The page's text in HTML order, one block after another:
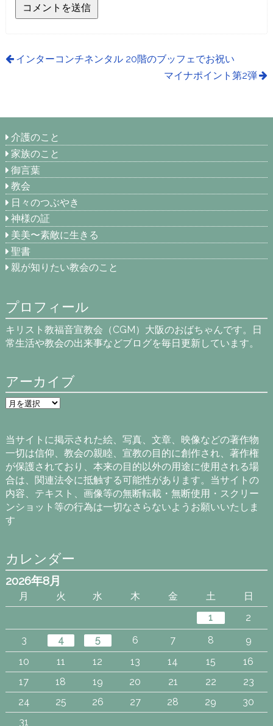
インターコンチネンタル 20階のブッフェでお祝い
マイナポイント第2弾
介護のこと
家族のこと
御言葉
教会
日々のつぶやき
神様の証
美美〜素敵に生きる
聖書
親が知りたい教会のこと
プロフィール
キリスト教福音宣教会（CGM）大阪のおばちゃんです。日
常生活や教会の出来事などブログを毎日更新しています。
アーカイブ
ア
ー
ブ
当サイトに掲示された絵、写真、文章、映像などの著作物
一切は信仰、教会の親睦、宣教の目的に創作され、著作権
が保護されており、本来の目的以外の用途に使用される場
合は、関連法令に抵触する可能性があります。当サイトの
内容、テキスト、画像等の無断転載・無断使用・スクリー
ンショット等の行為は一切なさらないようお願いいたしま
す
カレンダー
2026年8月
月 火 水 木 金 土
日
1
2
3
4 5 6 7 8
9
10
11 12 13 14 15
16
17
18 19 20 21 22
23
24
25 26 27 28 29
30
31